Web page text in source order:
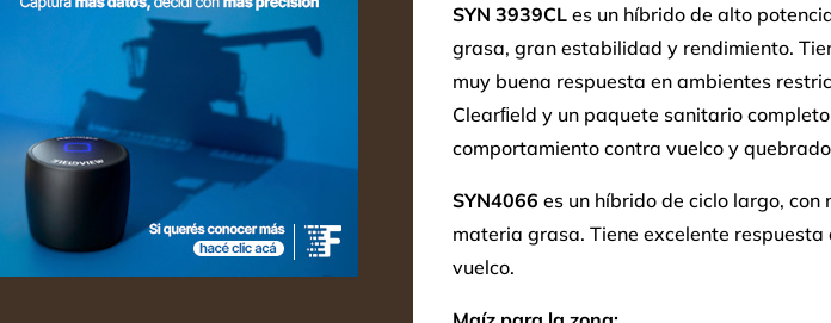
SYN 3939CLes un híbrido de alto
grasa, gran estabilidad y rendimiento.
muy buena respuesta en ambientes
Clearﬁeld y un paquete sanitario
comportamiento contra vuelco y
SYN4066 es un híbrido de ciclo largo,
materia grasa. Tiene excelente
vuelco.